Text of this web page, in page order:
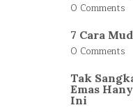
0 Comments
7 Cara
0 Comments
Tak
Emas
Ini